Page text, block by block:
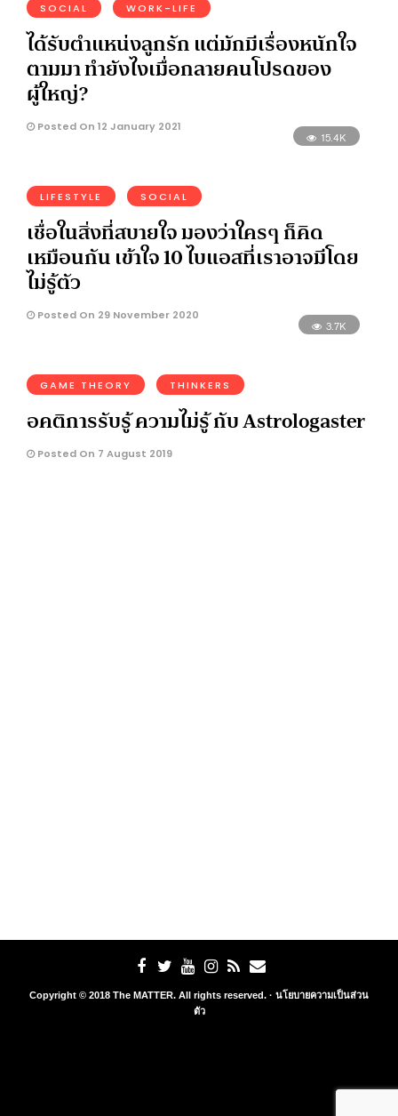
SOCIAL WORK-LIFE
ได้รับตำแหน่งลูกรัก แต่มักมีเรื่องหนักใจ
ตามมา ทำยังไงเมื่อกลายคนโปรดของ
ผู้ใหญ่?
Posted On 12 January 2021
15.4K
LIFESTYLE SOCIAL
เชื่อในสิ่งที่สบายใจ มองว่าใครๆ ก็คิด
เหมือนกัน เข้าใจ 10 ไบแอสที่เราอาจมีโดย
ไม่รู้ตัว
Posted On 29 November 2020
3.7K
GAME THEORY THINKERS
อคติการรับรู้ ความไม่รู้ กับ Astrologaster
Posted On 7 August 2019
Copyright © 2018 The MATTER. All rights reserved. · นโยบายความเป็นส่วน
ตัว